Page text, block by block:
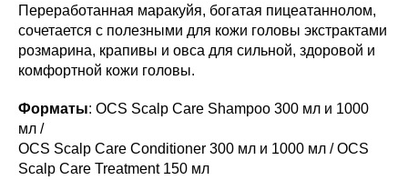
Переработанная маракуйя, богатая пицеатаннолом,
сочетается с полезными для кожи головы экстрактами
розмарина, крапивы и овса для сильной, здоровой и
комфортной кожи головы.
Форматы: OCS Scalp Care Shampoo 300 мл и 1000
мл /
OCS Scalp Care Conditioner 300 мл и 1000 мл / OCS
Scalp Care Treatment 150 мл